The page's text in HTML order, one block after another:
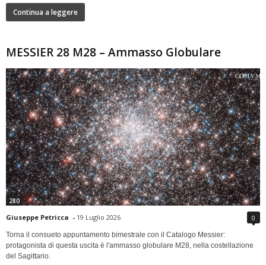
Continua a leggere
MESSIER 28 M28 – Ammasso Globulare
280
Giuseppe Petricca - 19 Luglio 2026 0
Torna il consueto appuntamento bimestrale con il Catalogo Messier:
protagonista di questa uscita è l'ammasso globulare M28, nella costellazione
del Sagittario.